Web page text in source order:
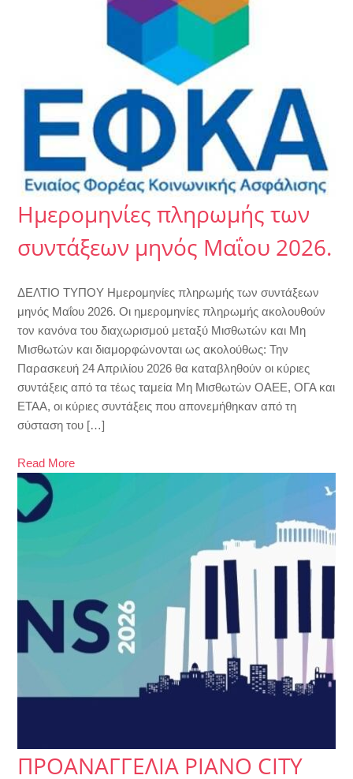
Ημερομηνίες πληρωμής των
συντάξεων μηνός Μαΐου 2026.
ΔΕΛΤΙΟ ΤΥΠΟΥ Ημερομηνίες πληρωμής των συντάξεων
μηνός Μαΐου 2026. Οι ημερομηνίες πληρωμής ακολουθούν
τον κανόνα του διαχωρισμού μεταξύ Μισθωτών και Μη
Μισθωτών και διαμορφώνονται ως ακολούθως: Την
Παρασκευή 24 Απριλίου 2026 θα καταβληθούν οι κύριες
συντάξεις από τα τέως ταμεία Μη Μισθωτών ΟΑΕΕ, ΟΓΑ και
ΕΤΑΑ, οι κύριες συντάξεις που απονεμήθηκαν από τη
σύσταση του […]
Read More
ΠΡΟΑΝΑΓΓΕΛΙΑ PIANO CITY